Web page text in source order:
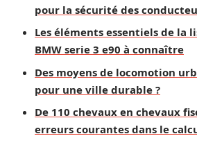
pour la sécurité des
Les éléments essentiels de la
BMW serie 3 e90 à connaître
Des moyens de locomotion
pour une ville durable ?
De 110 chevaux en chevaux
erreurs courantes dans le